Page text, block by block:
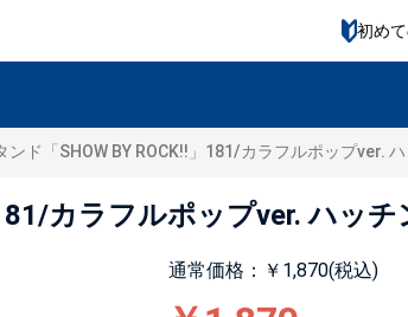
初め
ンド「SHOW BY ROCK!!」181/カラフルポップver.
カラフルポップver. ハッ
通常価格：￥1,870(税込)